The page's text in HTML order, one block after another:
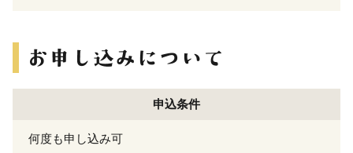
申込条件
何度も申し込み可